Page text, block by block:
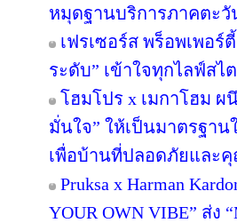
หมุดฐานบริการภาคตะวั
เฟรเซอร์ส พร็อพเพอ
ระดับ” เข้าใจทุกไลฟ์ส
โฮมโปร x เมกาโฮม
มั่นใจ” ให้เป็นมาตรฐา
เพื่อบ้านที่ปลอดภัยและ
Pruksa x Harman
YOUR OWN VIBE” ส่ง